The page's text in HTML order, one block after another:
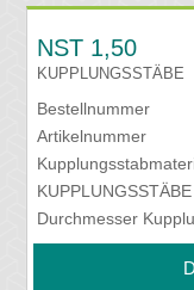
NST 1,50
KUPPLUNGSSTÄBE
Bestellnummer
Artikelnummer
Durchmesser